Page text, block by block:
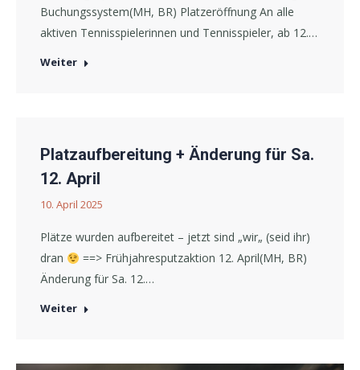
Buchungssystem(MH, BR) Platzeröffnung An alle
aktiven Tennisspielerinnen und Tennisspieler, ab 12.…
Weiter
Platzaufbereitung + Änderung für Sa.
12. April
10. April 2025
Plätze wurden aufbereitet – jetzt sind „wir„ (seid ihr)
dran
==> Frühjahresputzaktion 12. April(MH, BR)
Änderung für Sa. 12.…
Weiter